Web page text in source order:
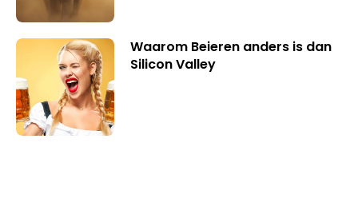
Waarom Beieren anders is dan
Silicon Valley